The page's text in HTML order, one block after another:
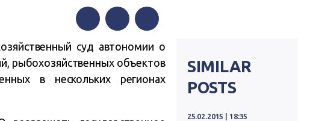
FacebookTwitterTelegram
суд автономии о
рыбохозяйственных объектов
в нескольких регионах
SIMILAR
POSTS
25.02.2015 | 18:35